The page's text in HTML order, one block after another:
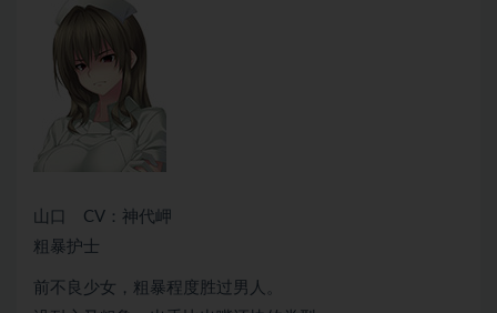
山口 CV：神代岬
粗暴护士
前不良少女，粗暴程度胜过男人。